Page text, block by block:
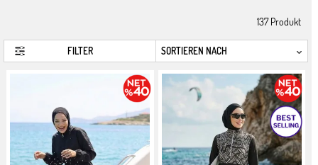
137Produkt
FILTER